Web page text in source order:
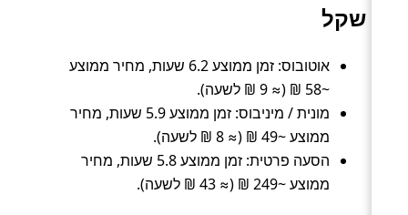
שקל
אוטובוס: זמן ממוצע 6.2 שעות, מחיר ממוצע
~58 ₪ (≈ 9 ₪ לשעה).
מונית / מיניבוס: זמן ממוצע 5.9 שעות, מחיר
ממוצע ~49 ₪ (≈ 8 ₪ לשעה).
הסעה פרטית: זמן ממוצע 5.8 שעות, מחיר
ממוצע ~249 ₪ (≈ 43 ₪ לשעה).